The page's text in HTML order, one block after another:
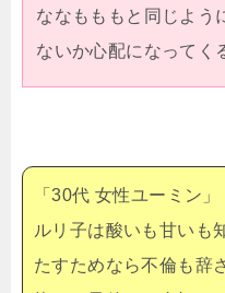
ななもももと同じよう
ないか心配になってく
「30代 女性ユーミン」
ルリ子は酸いも甘いも
たすためなら不倫も辞